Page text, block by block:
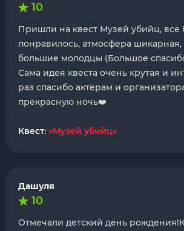
10
Пришли на квест Музей убийц, все
понравилось, атмосфера шикарная,
большие молодцы (Большое
Сама идея квеста очень крутая и
раз спасибо актерам и
прекрасную ночь❤️
Квест: «Музей убийц»
Дашуля
10
Отмечали детский день